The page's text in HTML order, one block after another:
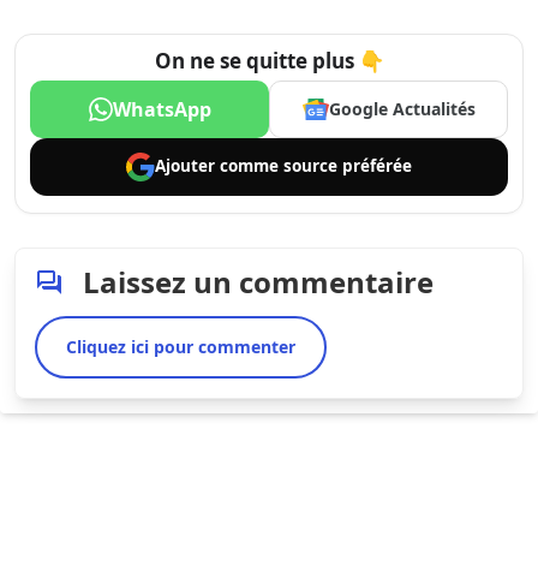
On ne se quitte plus 👇
WhatsApp Google Actualités
Ajouter comme source préférée
Laissez un commentaire
Cliquez ici pour commenter